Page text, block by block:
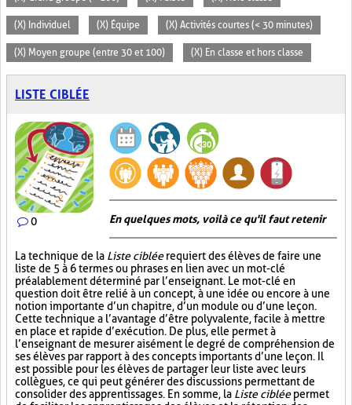
(X) Individuel (X) Équipe (X) Activités courtes (< 30 minutes)
(X) Moyen groupe (entre 30 et 100) (X) En classe et hors classe
LISTE CIBLÉE
0 En quelques mots, voilà ce qu'il faut retenir
La technique de la Liste cibléerequiert des élèves de faire une
liste de 5 à 6 termes ou phrases en lien avec un mot-clé
préalablement déterminé par l’enseignant. Le mot-clé en
question doit être relié à un concept, à une idée ou encore à une
notion importante d’un chapitre, d’un module ou d’une leçon.
Cette technique a l’avantage d’être polyvalente, facile à mettre
en place et rapide d’exécution. De plus, elle permet à
l’enseignant de mesurer aisément le degré de compréhension de
ses élèves par rapport à des concepts importants d’une leçon. Il
est possible pour les élèves de partager leur liste avec leurs
collègues, ce qui peut générer des discussions permettant de
consolider des apprentissages. En somme, la Liste cibléepermet